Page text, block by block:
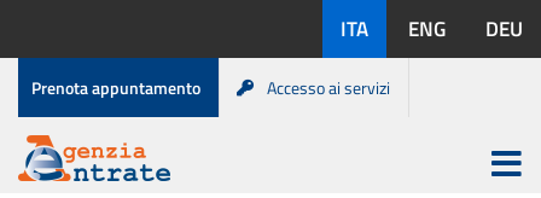
contenuto
disponibili:
ITA ENG DEU
Menu
di
servizio
Prenota appuntamento Accesso ai servizi
Apri
menu